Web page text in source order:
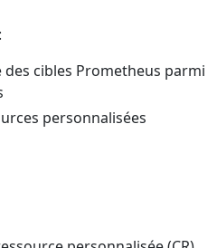
cibles Prometheus parmi
personnalisées